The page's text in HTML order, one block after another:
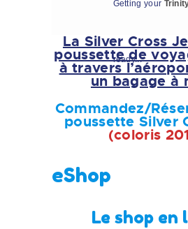
Getting your
ready...
La Silver Cross
poussette de
à travers
un bagage à
Commandez/
poussette Silver
(coloris
eShop
Le shop en